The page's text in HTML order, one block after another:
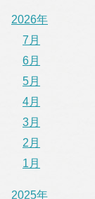
2026年
7月
6月
5月
4月
3月
2月
1月
2025年